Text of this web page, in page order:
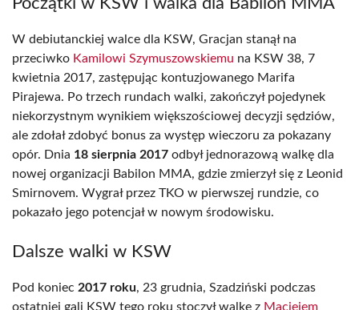
W debiutanckiej walce dla KSW, Gracjan stanął na
przeciwko Kamilowi Szymuszowskiemu na KSW 38, 7
kwietnia 2017, zastępując kontuzjowanego Marifa
Pirajewa. Po trzech rundach walki, zakończył pojedynek
niekorzystnym wynikiem większościowej decyzji sędziów,
ale zdołał zdobyć bonus za występ wieczoru za pokazany
opór. Dnia 18 sierpnia 2017 odbył jednorazową walkę dla
nowej organizacji Babilon MMA, gdzie zmierzył się z Leonid
Smirnovem. Wygrał przez TKO w pierwszej rundzie, co
pokazało jego potencjał w nowym środowisku.
Dalsze walki w KSW
Pod koniec 2017 roku, 23 grudnia, Szadziński podczas
ostatniej gali KSW tego roku stoczył walkę z Maciejem